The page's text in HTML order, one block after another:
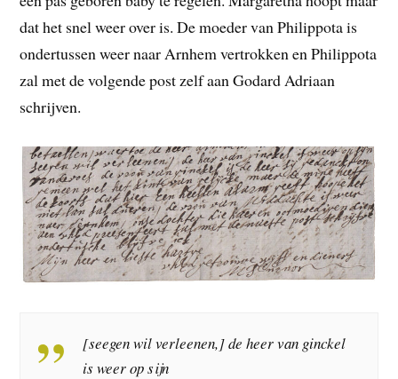
dat het snel weer over is. De moeder van Philippota is
ondertussen weer naar Arnhem vertrokken en Philippota
zal met de volgende post zelf aan Godard Adriaan
schrijven.
[seegen wil verleenen,] de heer van ginckel
is weer op sijn